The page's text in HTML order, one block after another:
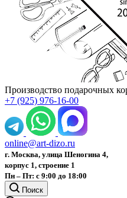
Производство подарочных
+7 (925) 976-16-00
online@art-dizo.ru
г. Москва, улица Шеногина 4,
корпус 1, строение 1
Пн – Пт: с 9:00 до 18:00
Поиск